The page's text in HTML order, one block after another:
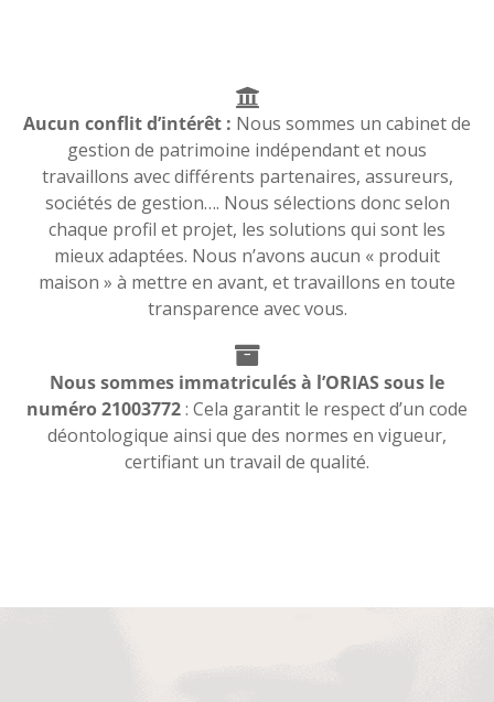
Aucun conflit d’intérêt : Nous sommes un cabinet de
gestion de patrimoine indépendant et nous
travaillons avec différents partenaires, assureurs,
sociétés de gestion…. Nous sélections donc selon
chaque profil et projet, les solutions qui sont les
mieux adaptées. Nous n’avons aucun « produit
maison » à mettre en avant, et travaillons en toute
transparence avec vous.
Nous sommes immatriculés à l’ORIAS sous le
numéro 21003772: Cela garantit le respect d’un code
déontologique ainsi que des normes en vigueur,
certifiant un travail de qualité.